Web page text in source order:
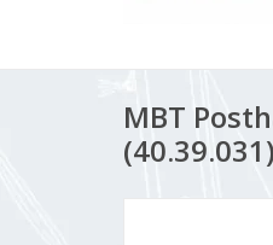
MBT
(40.39.031)